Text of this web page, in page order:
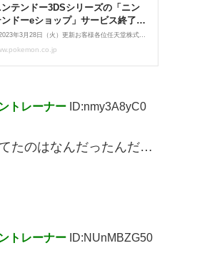
トレーナー ID:nmy3A8yC0
たのはなんだったんだ…
トレーナー ID:NUnMBZG50